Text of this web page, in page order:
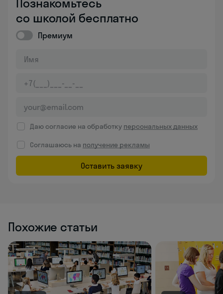
со школой бесплатно
Премиум
Даю согласие на обработку персональных данных
Соглашаюсь на получение рекламы
Оставить заявку
Похожие статьи